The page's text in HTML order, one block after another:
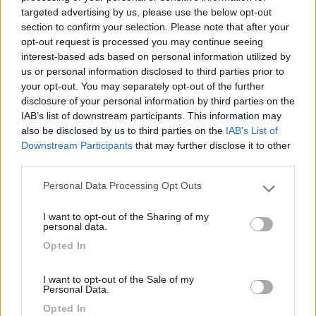
targeted advertising by us, please use the below opt-out
section to confirm your selection. Please note that after your
opt-out request is processed you may continue seeing
interest-based ads based on personal information utilized by
us or personal information disclosed to third parties prior to
your opt-out. You may separately opt-out of the further
disclosure of your personal information by third parties on the
IAB’s list of downstream participants. This information may
also be disclosed by us to third parties on the IAB’s List of
Downstream Participants that may further disclose it to other
Please note that this website/app uses one or more Google
not limited to your visit or usage behaviour. You may click to
grant or deny consent to Google and its third-party tags to
use your data for below specified purposes in below Google
Personal Data Processing Opt Outs
I want to opt-out of the Sharing of my
personal data.
Opted In
I want to opt-out of the Sale of my
Personal Data.
Opted In
Area sosta inaugurata circa un anno fa, essenziale
ma ben fatta! Accesso automatizzato con app;
piazzole in piano ed ampie, tutte dotate di attacco
elettrico e carico acqua; parco giochi per bambini
ben tenuto sottostante; posizione privilegiata con
vista panoramica a due passi dal centro cittadino
ed a ridosso della strada che porta al laghetto
Pescara ed all'area attrezzata Daunia Avventura
(impegnativa per i camper ma fattibile). Costo
area lavaggio stoviglie ed indumenti (in
realizzare anche punti di ancoraggio per i
tendalini, dato che la zona e ventilata ed il fondo e
servizio.
Accessibilità